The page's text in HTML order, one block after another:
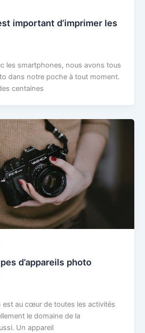
important d’imprimer les
les smartphones, nous avons tous
dans notre poche à tout moment.
centaines
d’appareils photo
est au cœur de toutes les activités
le domaine de la
Un appareil